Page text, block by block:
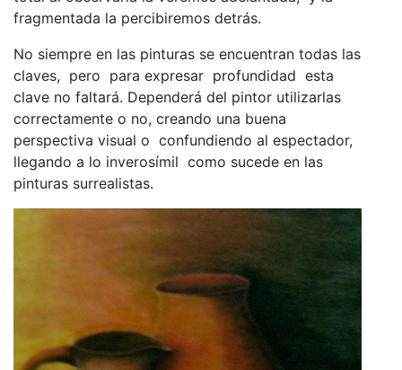
fragmentada la percibiremos detrás.
No siempre en las pinturas se encuentran todas las
claves, pero para expresar profundidad esta
clave no faltará. Dependerá del pintor utilizarlas
correctamente o no, creando una buena
perspectiva visual o confundiendo al espectador,
llegando a lo inverosímil como sucede en las
pinturas surrealistas.